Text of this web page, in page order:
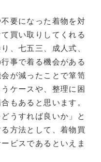
要になった着物を対
買い取りしてくれる
、七五三、成人式、
事で着る機会がある
が減ったことで箪笥
ケースや、整理に困
もあると思います。
うすれば良いか」と
方法として、着物買
ビスであるといえま